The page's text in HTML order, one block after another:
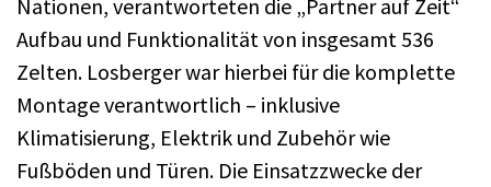
Nationen, verantworteten die „Partner auf Zeit“
Aufbau und Funktionalität von insgesamt 536
Zelten. Losberger war hierbei für die komplette
Montage verantwortlich – inklusive
Klimatisierung, Elektrik und Zubehör wie
Fußböden und Türen. Die Einsatzzwecke der